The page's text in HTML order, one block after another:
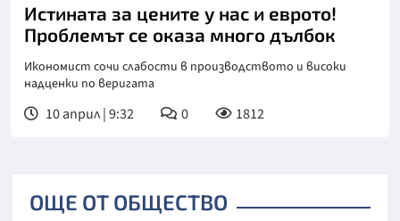
Истината за цените у нас и еврото!
Проблемът се оказа много дълбок
Икономист сочи слабости в производството и високи
надценки по веригата
10 април | 9:32 0 1812
ОЩЕ ОТ ОБЩЕСТВО